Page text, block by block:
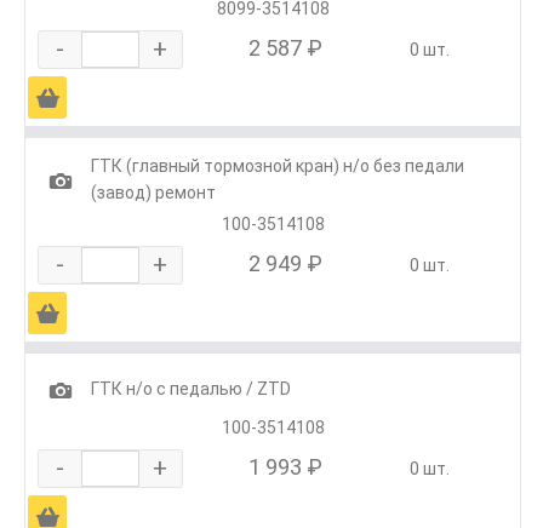
8099-3514108
- + 2 587 ₽ 0 шт.
Ä
1
ГТК (главный тормозной кран) н/о без педали
(завод) ремонт
100-3514108
- + 2 949 ₽ 0 шт.
Ä
1
ГТК н/о с педалью / ZTD
100-3514108
- + 1 993 ₽ 0 шт.
Ä